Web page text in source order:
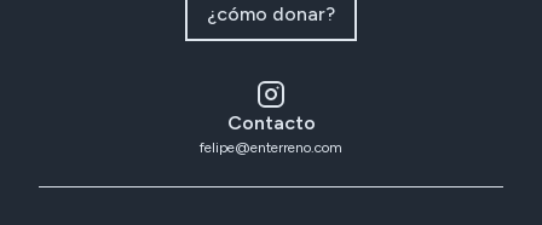
¿cómo donar?
Contacto
felipe@enterreno.com